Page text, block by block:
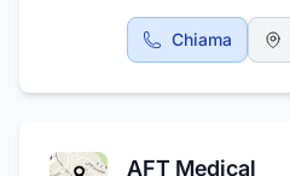
Chiama
AFT Medical